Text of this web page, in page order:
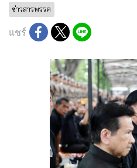
ข่าวสารพรรค
แชร์